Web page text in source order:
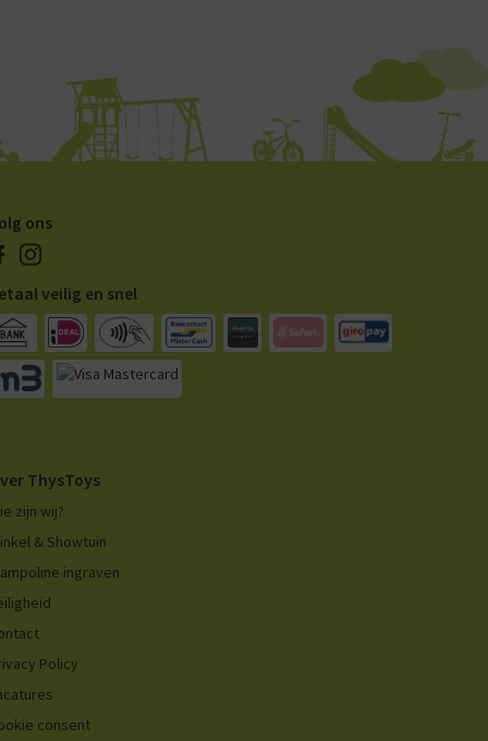
ons
veilig en snel
ThysToys
zijn wij?
& Showtuin
ingraven
Policy
consent